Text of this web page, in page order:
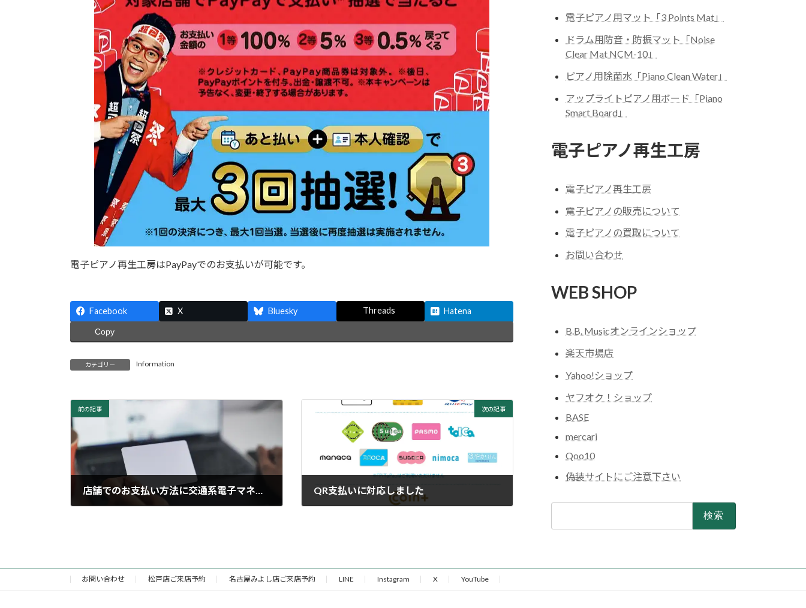
電子ピアノ再生工房はPayPayでのお支払いが可能です。
Facebook X Bluesky Threads Hatena
Copy
カテゴリー Information
前の記事
店舗でのお支払い方法に交通系電子マネー、iDが追加されました
次の記事
QR支払いに対応しました
電子ピアノ用マット「3 Points Mat」
ドラム用防音・防振マット「Noise
Clear Mat NCM-10」
ピアノ用除菌水「Piano Clean Water」
アップライトピアノ用ボード「Piano
Smart Board」
電子ピアノ再生工房
電子ピアノ再生工房
電子ピアノの販売について
電子ピアノの買取について
お問い合わせ
WEB SHOP
B.B. Musicオンラインショップ
楽天市場店
Yahoo!ショップ
ヤフオク！ショップ
BASE
mercari
Qoo10
偽装サイトにご注意下さい
お問い合わせ 松戸店ご来店予約 名古屋みよし店ご来店予約 LINE Instagram X YouTube